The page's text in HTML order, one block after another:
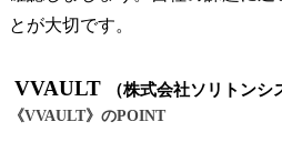
とが大切です。
VVAULT （株式会社ソリトンシ
《VVAULT》のPOINT